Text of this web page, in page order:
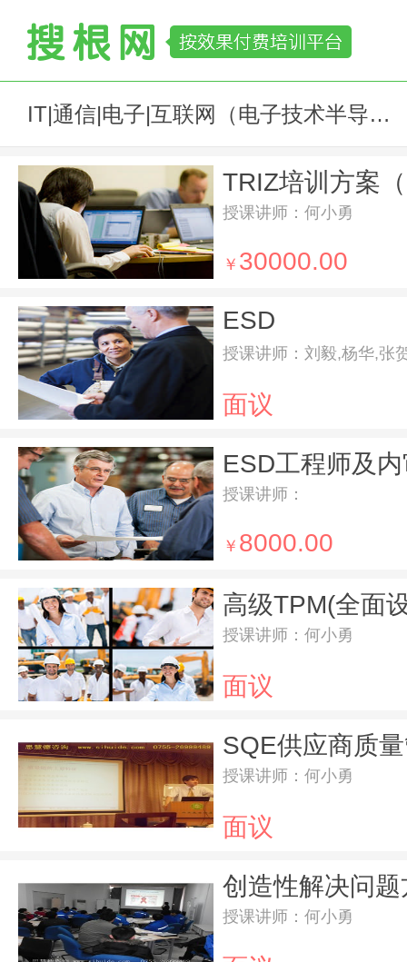
IT|通信|电子|互联网（电子技术半导体集成电路）
TRIZ培训方案
授课讲师：何小勇
￥ 30000.00
ESD
授课讲师：刘毅,杨华,张
面议
ESD工程师及
授课讲师：
￥ 8000.00
授课讲师：何小勇
面议
授课讲师：何小勇
面议
授课讲师：何小勇